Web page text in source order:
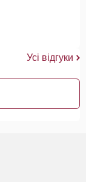
Усі відгуки